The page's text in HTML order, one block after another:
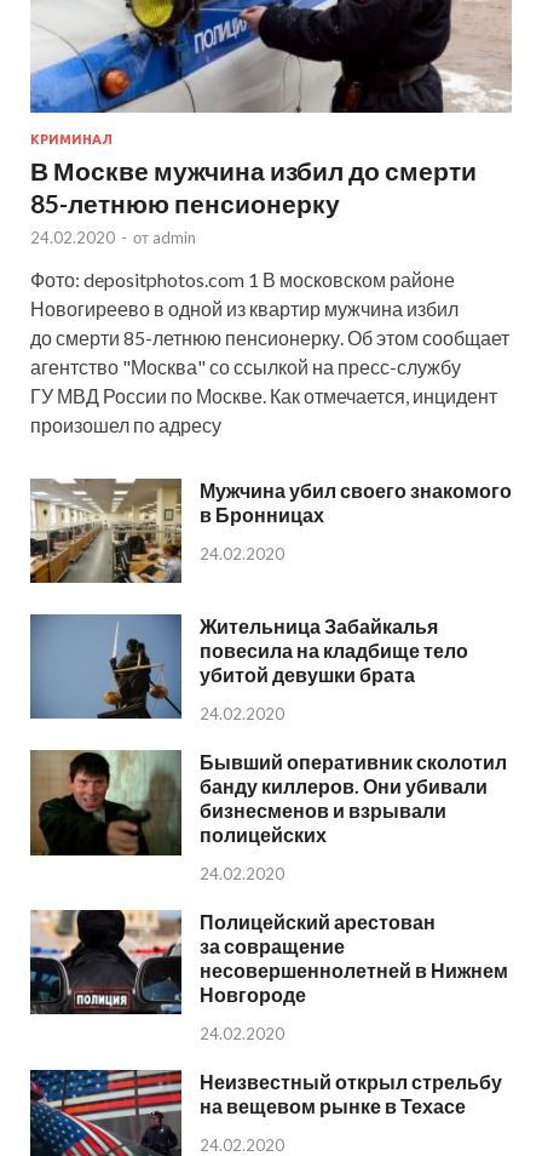
КРИМИНАЛ
В Москве мужчина избил до смерти
85-летнюю пенсионерку
24.02.2020 - от admin
Фото: depositphotos.com 1 В московском районе
Новогиреево в одной из квартир мужчина избил
до смерти 85-летнюю пенсионерку. Об этом сообщает
агентство "Москва" со ссылкой на пресс-службу
ГУ МВД России по Москве. Как отмечается, инцидент
произошел по адресу
Мужчина убил своего знакомого
в Бронницах
24.02.2020
Жительница Забайкалья
повесила на кладбище тело
убитой девушки брата
24.02.2020
Бывший оперативник сколотил
банду киллеров. Они убивали
бизнесменов и взрывали
полицейских
24.02.2020
Полицейский арестован
за совращение
несовершеннолетней в Нижнем
Новгороде
24.02.2020
Неизвестный открыл стрельбу
на вещевом рынке в Техасе
24.02.2020